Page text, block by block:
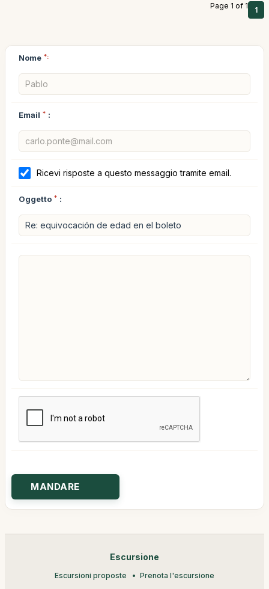
Page 1 of 1 1
Nome *:
Email * :
Ricevi risposte a questo messaggio tramite email.
Oggetto * :
Escursione
Escursioni proposte Prenota l'escursione